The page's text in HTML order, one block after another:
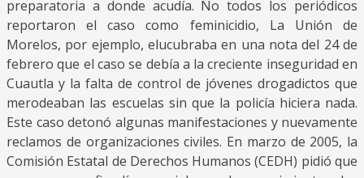
preparatoria a donde acudía. No todos los periódicos
reportaron el caso como feminicidio, La Unión de
Morelos, por ejemplo, elucubraba en una nota del 24 de
febrero que el caso se debía a la creciente inseguridad en
Cuautla y la falta de control de jóvenes drogadictos que
merodeaban las escuelas sin que la policía hiciera nada.
Este caso detonó algunas manifestaciones y nuevamente
reclamos de organizaciones civiles. En marzo de 2005, la
Comisión Estatal de Derechos Humanos (CEDH) pidió que